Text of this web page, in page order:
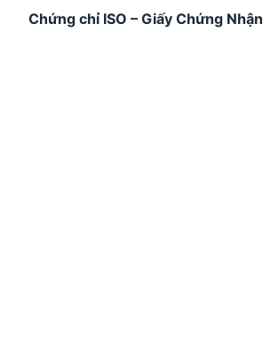
Chứng chỉ ISO – Giấy Chứng Nhận